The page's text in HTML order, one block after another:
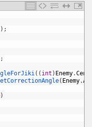
) ;
;
( ( int ) Enemy.
( Enemy.
)